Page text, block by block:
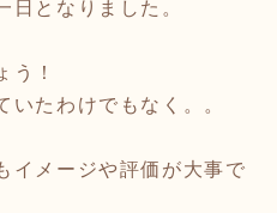
日となりました。
う！
いたわけでもなく。。
イメージや評価が大事で